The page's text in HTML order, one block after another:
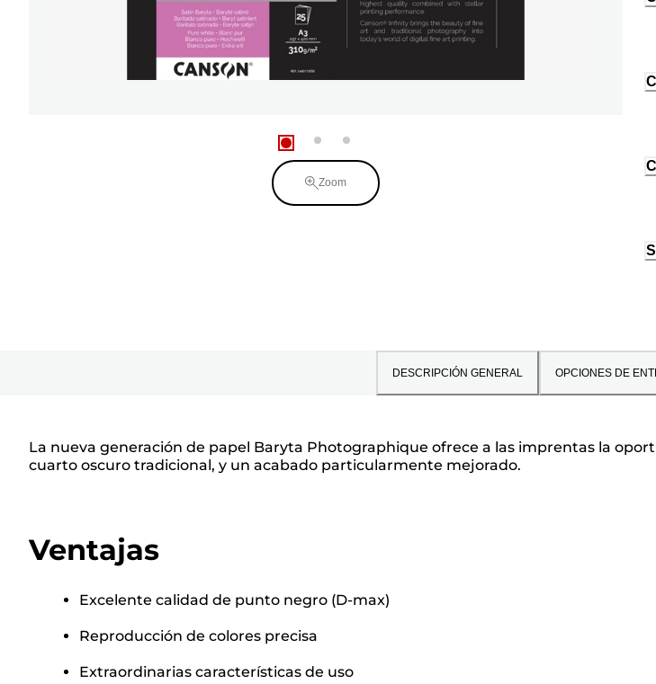
Zoom
DESCRIPCIÓN GENERAL OPCIONES DE
La nueva generación de papel Baryta Photographique ofrece a las imprentas la
cuarto oscuro tradicional, y un acabado particularmente mejorado.
Ventajas
Excelente calidad de punto negro (D-max)
Reproducción de colores precisa
Extraordinarias características de uso